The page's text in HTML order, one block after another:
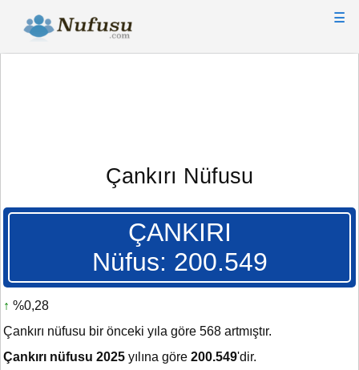
☰
Çankırı Nüfusu
ÇANKIRI
Nüfus: 200.549
↑ %0,28
Çankırı nüfusu bir önceki yıla göre 568 artmıştır.
Çankırı nüfusu 2025 yılına göre 200.549'dir.